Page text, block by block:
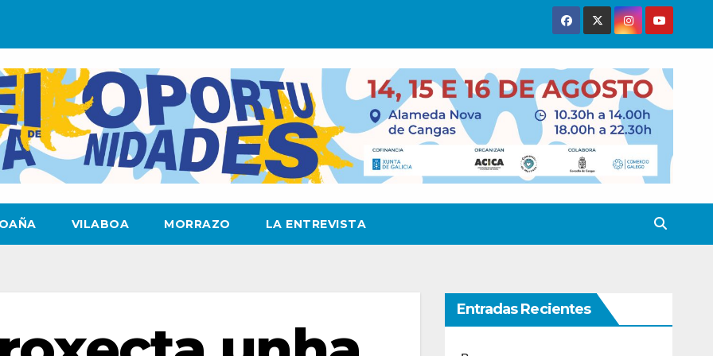
VILABOA MORRAZO LA ENTREVISTA
Entradas Recientes